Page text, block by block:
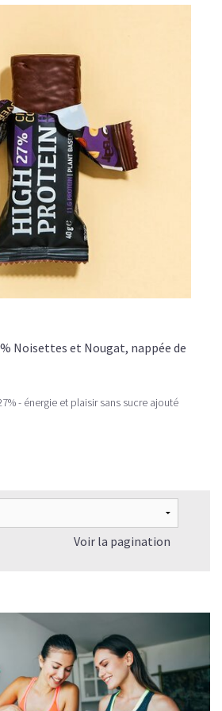
Noisettes et Nougat, nappée de
- énergie et plaisir sans sucre ajouté
Voir la pagination